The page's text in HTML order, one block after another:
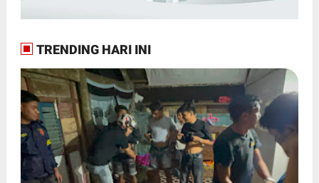
TRENDING HARI INI